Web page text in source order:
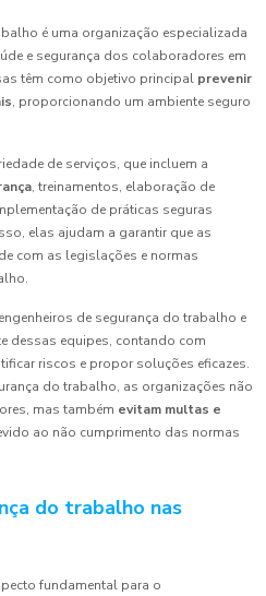
é uma organização especializada
e segurança dos colaboradores em
têm como objetivo principal prevenir
, proporcionando um ambiente seguro
de serviços, que incluem a
, treinamentos, elaboração de
de práticas seguras
elas ajudam a garantir que as
com as legislações e normas
de segurança do trabalho e
dessas equipes, contando com
riscos e propor soluções eficazes.
do trabalho, as organizações não
mas também evitam multas e
ao não cumprimento das normas
do trabalho nas
fundamental para o